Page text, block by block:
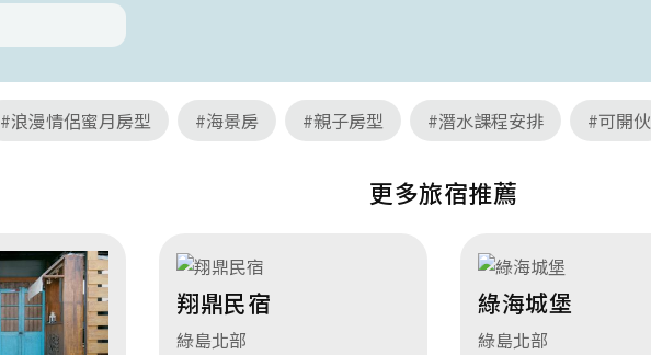
#浪漫情侶蜜月房型 #海景房 #親子房型 #潛水課程安排 #可開伙
更多旅宿推薦
翔鼎民宿
綠島北部
綠海城堡
綠島北部